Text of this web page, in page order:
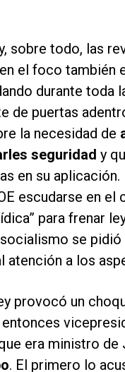
sobre todo, las
el foco también
durante toda
de puertas
la necesidad de
seguridad y
en su aplicación.
escudarse en el
para frenar
se pidió
atención a los
provocó un
era ministro de
. El primero lo